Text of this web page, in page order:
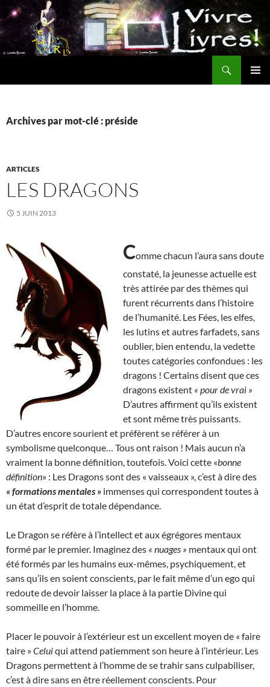
Aller
au
contenu
Archives par mot-clé : préside
ARTICLES
LES DRAGONS
5 JUIN 2013
Comme chacun l’aura sans doute
constaté, la jeunesse actuelle est
très attirée par des thèmes qui
furent récurrents dans l’histoire
de l’humanité. Les Fées, les elfes,
les lutins et autres farfadets, sans
oublier, bien entendu, la vedette
toutes catégories confondues : les
dragons ! Certains disent que ces
dragons existent « pour de vrai »
D’autres affirment qu’ils existent
et sont même très puissants.
D’autres encore sourient et préfèrent se référer à un
symbolisme quelconque… Tous ont raison ! Mais aucun n’a
vraiment la bonne définition, toutefois. Voici cette «bonne
définition» : Les Dragons sont des « vaisseaux », c’est à dire des
« formations mentales » immenses qui correspondent toutes à
un état d’esprit de totale dépendance.
Le Dragon se réfère à l’intellect et aux égrégores mentaux
formé par le premier. Imaginez des « nuages » mentaux qui ont
été formés par les humains eux-mêmes, psychiquement, et
sans qu’ils en soient conscients, par le fait même d’un ego qui
redoute de devoir laisser la place à la partie Divine qui
sommeille en l’homme.
Placer le pouvoir à l’extérieur est un excellent moyen de « faire
taire »Celuiqui attend patiemment son heure à l’intérieur. Les
Dragons permettent à l’homme de se trahir sans culpabiliser,
c’est à dire sans en être réellement conscients. Pour